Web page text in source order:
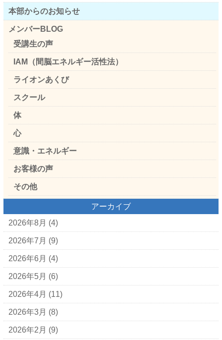
本部からのお知らせ
メンバーBLOG
受講生の声
IAM（間脳エネルギー活性法）
ライオンあくび
スクール
体
心
意識・エネルギー
お客様の声
その他
アーカイブ
2026年8月 (4)
2026年7月 (9)
2026年6月 (4)
2026年5月 (6)
2026年4月 (11)
2026年3月 (8)
2026年2月 (9)